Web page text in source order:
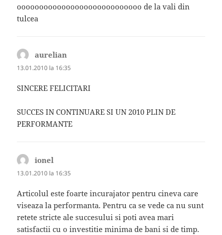
oooooooooooooooooooooooooooo de la vali din
tulcea
aurelian
13.01.2010 la 16:35
SINCERE FELICITARI
SUCCES IN CONTINUARE SI UN 2010 PLIN DE
PERFORMANTE
ionel
13.01.2010 la 16:35
Articolul este foarte incurajator pentru cineva care
viseaza la performanta. Pentru ca se vede ca nu sunt
retete stricte ale succesului si poti avea mari
satisfactii cu o investitie minima de bani si de timp.